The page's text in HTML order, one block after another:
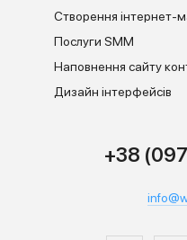
Створення інтернет-
Послуги SMM
Наповнення сайту
Дизайн інтерфейсів
+38